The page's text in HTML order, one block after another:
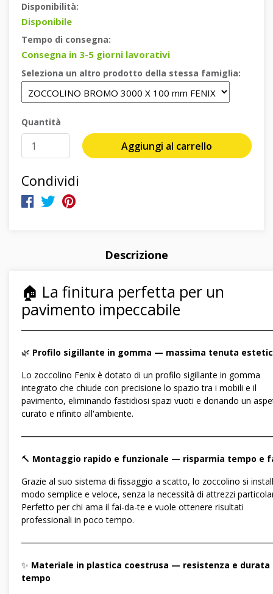
Disponibilità:
Disponibile
Tempo di consegna:
Consegna in 3-5 giorni lavorativi
Seleziona un altro prodotto della stessa famiglia:
Quantità
Aggiungi al carrello
Condividi
Descrizione
🏠 La finitura perfetta per un
pavimento impeccabile
🌿 Profilo sigillante in gomma — massima tenuta
Lo zoccolino Fenix è dotato di un profilo sigillante in gomma
integrato che chiude con precisione lo spazio tra i mobili e il
pavimento, eliminando fastidiosi spazi vuoti e donando un
curato e rifinito all'ambiente.
🔨 Montaggio rapido e funzionale — risparmia tempo e
Grazie al suo sistema di fissaggio a scatto, lo zoccolino si
modo semplice e veloce, senza la necessità di attrezzi
Perfetto per chi ama il fai-da-te e vuole ottenere risultati
professionali in poco tempo.
✨ Materiale in plastica coestrusa — resistenza e durata
tempo